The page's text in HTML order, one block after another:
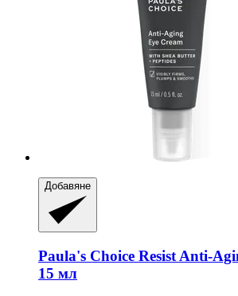
Добавяне
Paula's Choice Resist Anti-​
15 мл